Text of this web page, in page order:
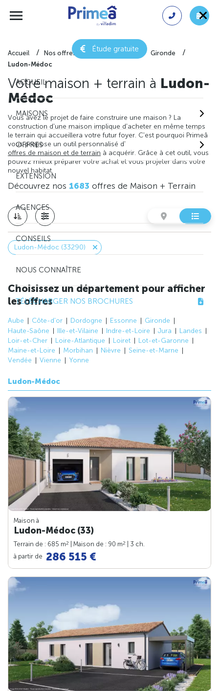
Étude gratuite
ACCUEIL
MAISONS
OFFRES
EXTENSION
AGENCES
CONSEILS
NOUS CONNAÎTRE
TÉLÉCHARGER NOS BROCHURES
Accueil Nos offres de maison + terrain
Gironde
Ludon-Médoc
Votre maison + terrain à Ludon-
Médoc
Vous avez le projet de faire construire une maison ? La
construction d'une maison implique d'acheter en même temps
le terrain qui accueillera votre futur foyer. C'est pourquoi Primeâ
vous propose un outil personnalisé d'
offres de maison et de terrain à acquérir. Grâce à cet outil, vous
pouvez mieux préparer votre achat et vous projeter dans votre
nouvel habitat.
Découvrez nos 1683 offres de Maison + Terrain
Ludon-Médoc (33290)
Choisissez un département pour afficher
les offres
Aube Côte-d'or Dordogne Essonne
Gironde
Haute-Saône
Ille-et-Vilaine Indre-et-Loire Jura
Landes
Loir-et-Cher
Loire-Atlantique Loiret
Lot-et-Garonne
Maine-et-Loire
Morbihan Nièvre
Seine-et-Marne
Vendée
Vienne Yonne
Ludon-Médoc
Maison à
Ludon-Médoc (33)
Terrain de : 685 m2 | Maison de : 90 m2
| 3 ch.
à partir de 286 515 €